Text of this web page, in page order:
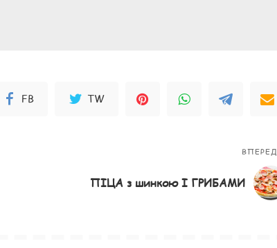
FB TW
ВПЕРЕД
ПІЦА з шинкою І ГРИБАМИ